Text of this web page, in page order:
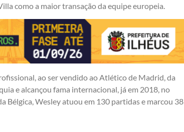
como a maior transação da equipe europeia.
ao ser vendido ao Atlético de Madrid, da
e alcançou fama internacional, já em 2018, no
Bélgica, Wesley atuou em 130 partidas e marcou 38